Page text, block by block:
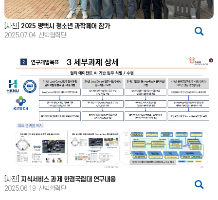
[사진] 2025 평택시 청소년 과학페어 참가
2025.07.04 산학협력단
[사진] 지식서비스 과제 한경국립대 연구내용
2025.06.19 산학협력단